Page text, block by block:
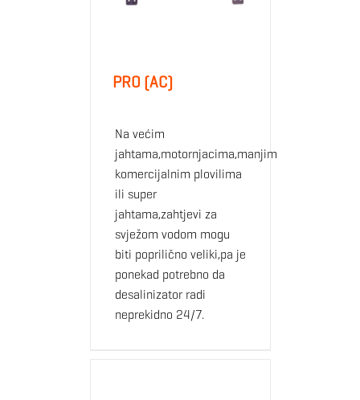
PRO (AC)
Na većim
jahtama,motornjacima,manjim
komercijalnim plovilima
ili super
jahtama,zahtjevi za
svježom vodom mogu
biti poprilično veliki,pa je
ponekad potrebno da
desalinizator radi
neprekidno 24/7.